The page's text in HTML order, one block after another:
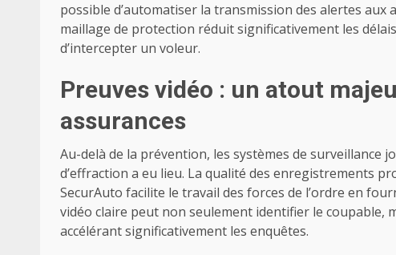
possible d’automatiser la transmission des alertes aux
maillage de protection réduit significativement les
d’intercepter un voleur.
Preuves vidéo : un atout
assurances
Au-delà de la prévention, les systèmes de surveillance
d’effraction a eu lieu. La qualité des enregistrements
SecurAuto facilite le travail des forces de l’ordre en
vidéo claire peut non seulement identifier le coupable,
accélérant significativement les enquêtes.